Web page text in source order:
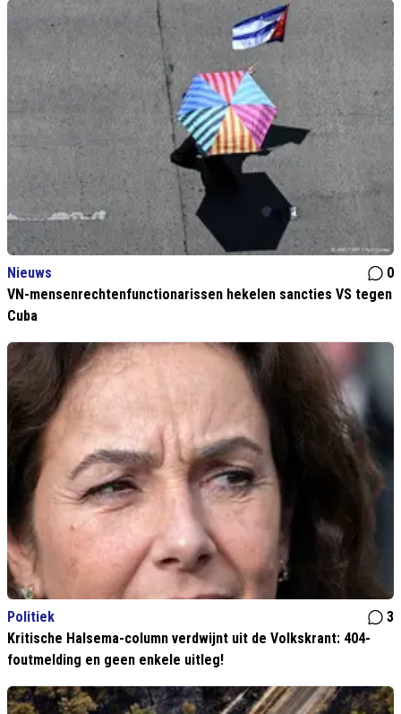
Nieuws
0
VN-mensenrechtenfunctionarissen hekelen sancties VS tegen
Cuba
Politiek
3
Kritische Halsema-column verdwijnt uit de Volkskrant: 404-
foutmelding en geen enkele uitleg!